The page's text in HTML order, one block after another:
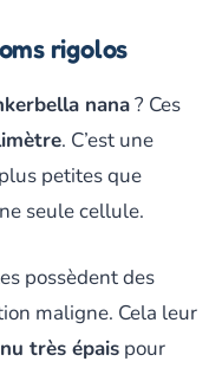
rigolos
nana? Ces
. C’est une
petites que
seule cellule.
possèdent des
maligne. Cela leur
très épais pour